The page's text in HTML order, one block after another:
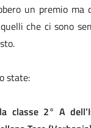
un premio ma
che ci sono
state:
la classe 2° A